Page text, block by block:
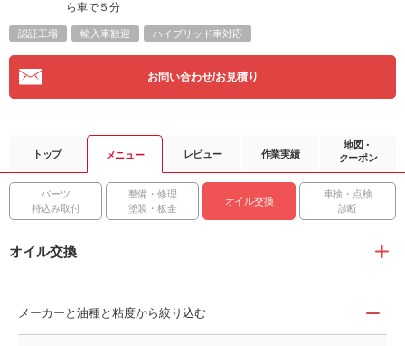
ら車で５分
認証工場 輸入車歓迎 ハイブリッド車対応
お問い合わせ/お見積り
トップ メニュー レビュー 作業実績
地図・
クーポン
パーツ
持込み取付
整備・修理
塗装・板金
オイル交換
車検・点検
診断
オイル交換
メーカーと油種と粘度から絞り込む